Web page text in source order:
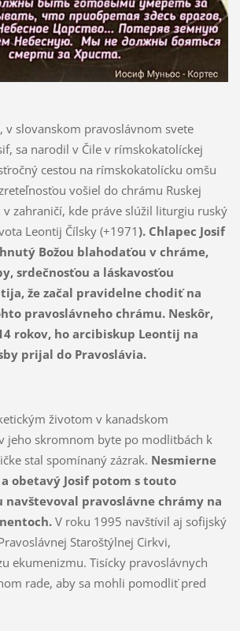
v slovanskom pravoslávnom svete
sa narodil v Čile v rímskokatolíckej
cestou na rímskokatolícku omšu
vošiel do chrámu Ruskej
zahraničí, kde práve slúžil liturgiu ruský
Leontij Čílsky (+1971). Chlapec Josif
Božou blahodaťou v chráme,
srdečnosťou a láskavosťou
že začal pravidelne chodiť na
pravoslávneho chrámu. Neskôr,
rokov, ho arcibiskup Leontij na
prijal do Pravoslávia.
životom v kanadskom
jeho skromnom byte po modlitbách k
stal spomínaný zázrak. Nesmierne
obetavý Josif potom s touto
navštevoval pravoslávne chrámy na
V roku 1995 navštívil aj sofijský
Staroštýlnej Cirkvi,
ekumenizmu. Tisícky pravoslávnych
rade, aby sa mohli pomodliť pred